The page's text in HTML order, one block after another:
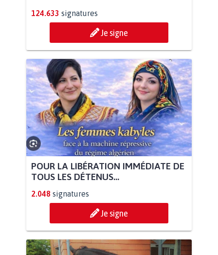
124.633 signatures
Je signe
POUR LA LIBÉRATION IMMÉDIATE DE
TOUS LES DÉTENUS...
2.048 signatures
Je signe